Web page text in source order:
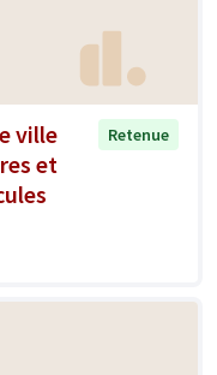
ville
et
Retenue